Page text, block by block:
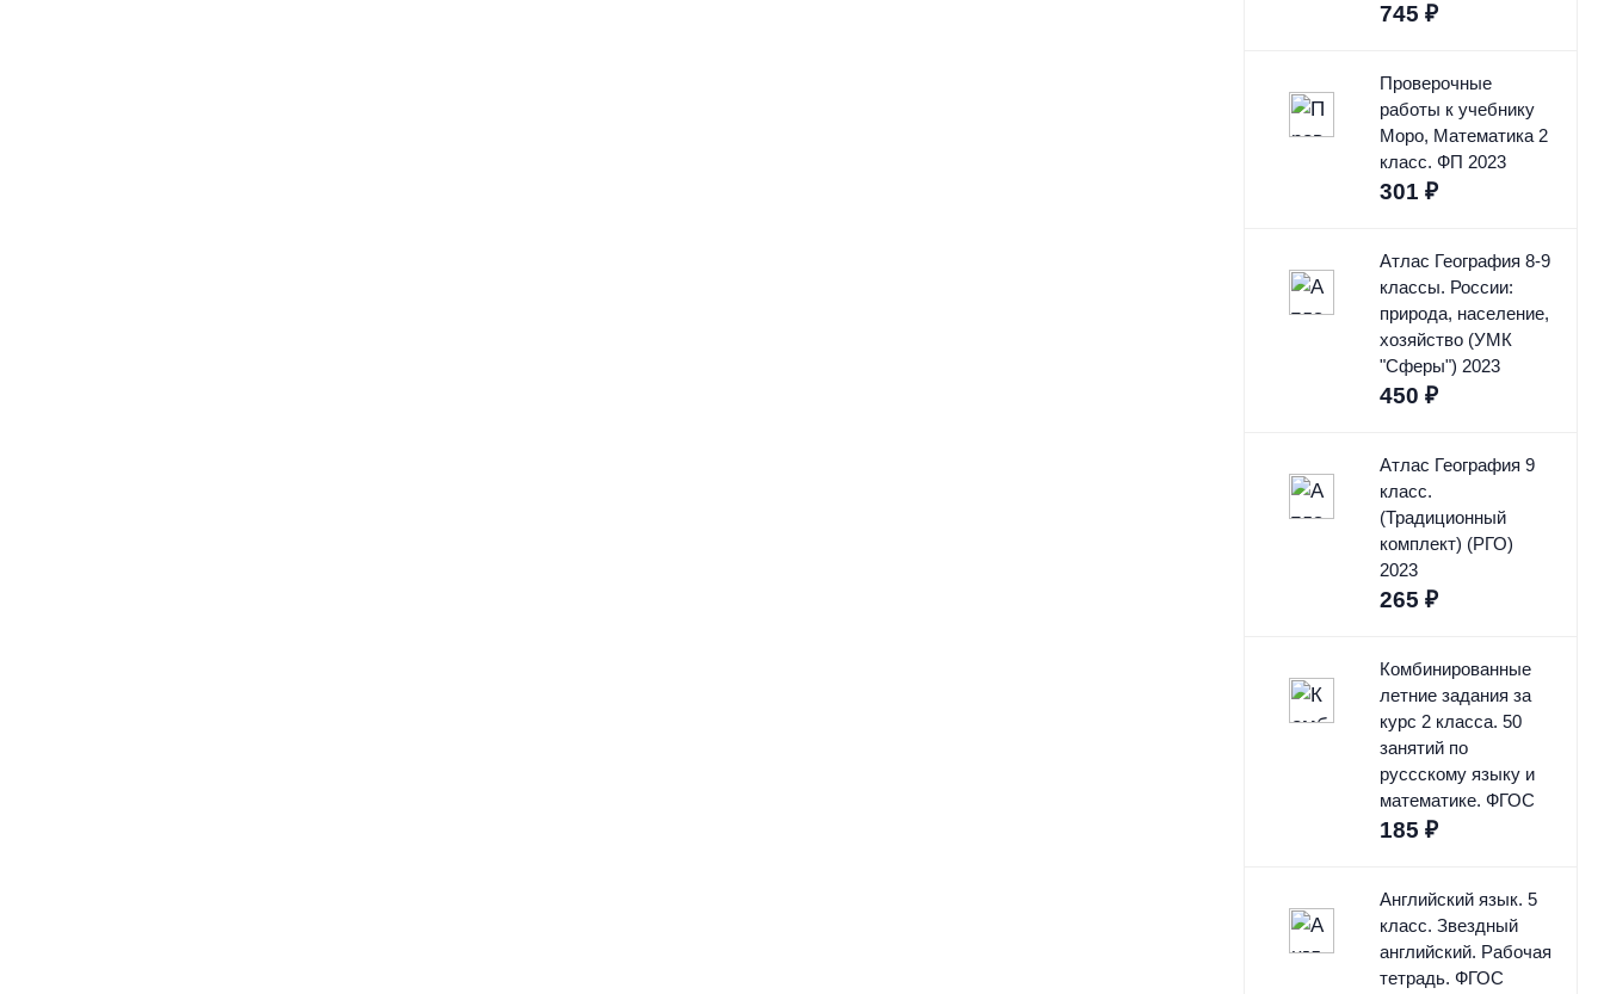
745 ₽
Проверочные
работы к учебнику
Моро, Математика 2
класс. ФП 2023
301 ₽
Атлас География 8-9
классы. России:
природа, население,
хозяйство (УМК
"Сферы") 2023
450 ₽
Атлас География 9
класс.
(Традиционный
комплект) (РГО)
2023
265 ₽
Комбинированные
летние задания за
курс 2 класса. 50
занятий по
руссскому языку и
математике. ФГОС
185 ₽
Английский язык. 5
класс. Звездный
английский. Рабочая
тетрадь. ФГОС